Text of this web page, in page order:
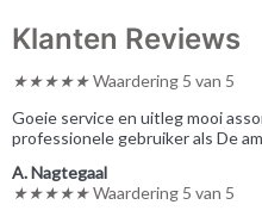
Klanten Reviews
★★★★★Waardering 5 van 5
Goeie service en uitleg mooi
professionele gebruiker als De
A. Nagtegaal
★★★★★Waardering 5 van 5